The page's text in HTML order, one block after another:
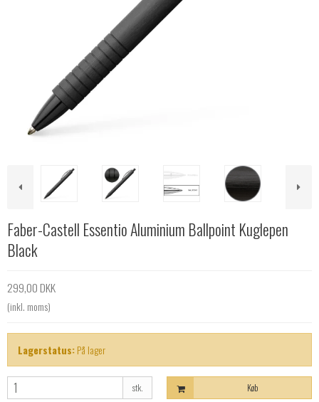
Faber-Castell Essentio Aluminium Ballpoint Kuglepen
Black
299,00 DKK
(inkl. moms)
Lagerstatus:På lager
stk. Køb